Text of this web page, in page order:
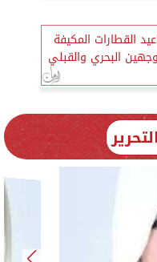
القطارات المكيفة
البحري والقبلي